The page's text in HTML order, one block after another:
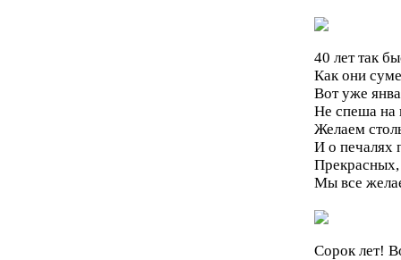
40 лет так
Как они
Вот уже
Не спеша на
Желаем
И о печалях
Мы все
Сорок лет!